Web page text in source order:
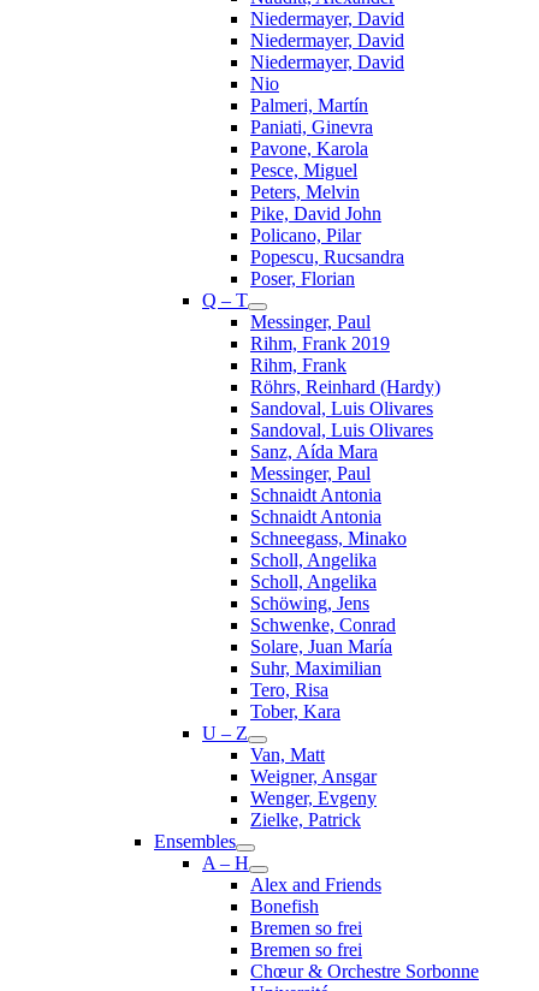
Niedermayer, David
Niedermayer, David
Niedermayer, David
Nio
Palmeri, Martín
Paniati, Ginevra
Pavone, Karola
Pesce, Miguel
Peters, Melvin
Pike, David John
Policano, Pilar
Popescu, Rucsandra
Poser, Florian
Q – T
Messinger, Paul
Rihm, Frank 2019
Rihm, Frank
Röhrs, Reinhard (Hardy)
Sandoval, Luis Olivares
Sandoval, Luis Olivares
Sanz, Aída Mara
Messinger, Paul
Schnaidt Antonia
Schnaidt Antonia
Schneegass, Minako
Scholl, Angelika
Scholl, Angelika
Schöwing, Jens
Schwenke, Conrad
Solare, Juan María
Suhr, Maximilian
Tero, Risa
Tober, Kara
U – Z
Van, Matt
Weigner, Ansgar
Wenger, Evgeny
Zielke, Patrick
Ensembles
A – H
Alex and Friends
Bonefish
Bremen so frei
Bremen so frei
Chœur & Orchestre Sorbonne